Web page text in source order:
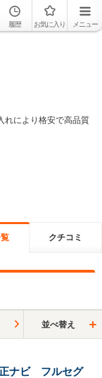
履歴 お気に入り メニュー
れにより格安で高品質
クチコミ
並べ替え
ナビ フルセグ